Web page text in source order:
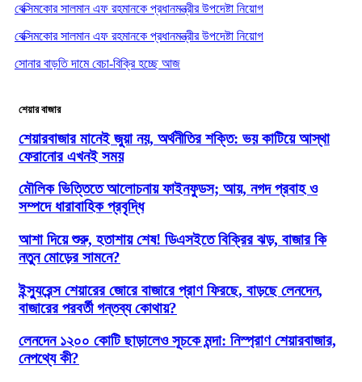
বেক্সিমকোর সালমান এফ রহমানকে প্রধানমন্ত্রীর উপদেষ্টা নিয়োগ
বেক্সিমকোর সালমান এফ রহমানকে প্রধানমন্ত্রীর উপদেষ্টা নিয়োগ
সোনার বাড়তি দামে বেচা-বিক্রি হচ্ছে আজ
শেয়ার বাজার
শেয়ারবাজার মানেই জুয়া নয়, অর্থনীতির শক্তি: ভয় কাটিয়ে আস্থা
ফেরানোর এখনই সময়
মৌলিক ভিত্তিতে আলোচনায় ফাইনফুডস; আয়, নগদ প্রবাহ ও
সম্পদে ধারাবাহিক প্রবৃদ্ধি
আশা দিয়ে শুরু, হতাশায় শেষ! ডিএসইতে বিক্রির ঝড়, বাজার কি
নতুন মোড়ের সামনে?
ইন্স্যুরেন্স শেয়ারের জোরে বাজারে প্রাণ ফিরছে, বাড়ছে লেনদেন,
বাজারের পরবর্তী গন্তব্য কোথায়?
লেনদেন ১২০০ কোটি ছাড়ালেও সূচকে মন্দা: নিস্প্রাণ শেয়ারবাজার,
নেপথ্যে কী?